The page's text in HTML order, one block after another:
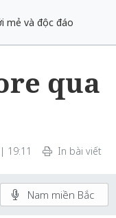
mẻ và độc đáo
qua
19:11 In bài viết
Nam miền Bắc